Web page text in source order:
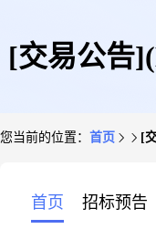
[交易公告
您当前的位置： 首页 [
首页 招标预告